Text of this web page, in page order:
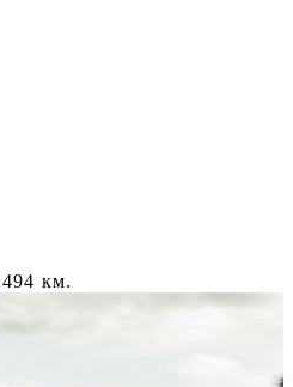
494 км.